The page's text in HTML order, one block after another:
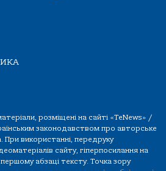
розміщені на сайті «TeNews» /
законодавством про авторське
При використанні, передруку
сайту, гіперпосилання на
абзаці тексту. Точка зору